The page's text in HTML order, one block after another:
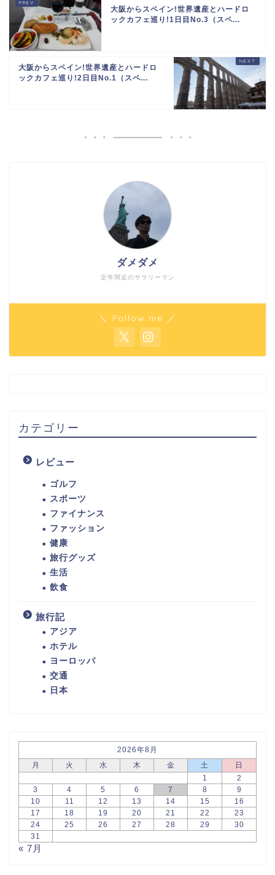
大阪からスペイン!世界遺産とハードロ
ックカフェ巡り!1日目No.3（スペ...
大阪からスペイン!世界遺産とハードロ
ックカフェ巡り!2日目No.1（スペ...
定年間近のサラリーマン
ダメダメ
＼ Follow me ／
カテゴリー
レビュー
ゴルフ
スポーツ
ファイナンス
ファッション
健康
旅行グッズ
生活
飲食
旅行記
アジア
ホテル
ヨーロッパ
交通
日本
2026年8月
月
火 水 木 金 土
日
1
2
3
4 5 6 7 8
9
10
11 12 13 14 15
16
17
18 19 20 21 22
23
24
25 26 27 28 29
30
31
« 7月